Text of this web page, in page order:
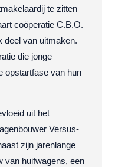
te zitten
coöperatie C.B.O.
deel van uitmaken.
die jonge
opstartfase van hun
uit het
Versus-
zijn jarenlange
van huifwagens, een